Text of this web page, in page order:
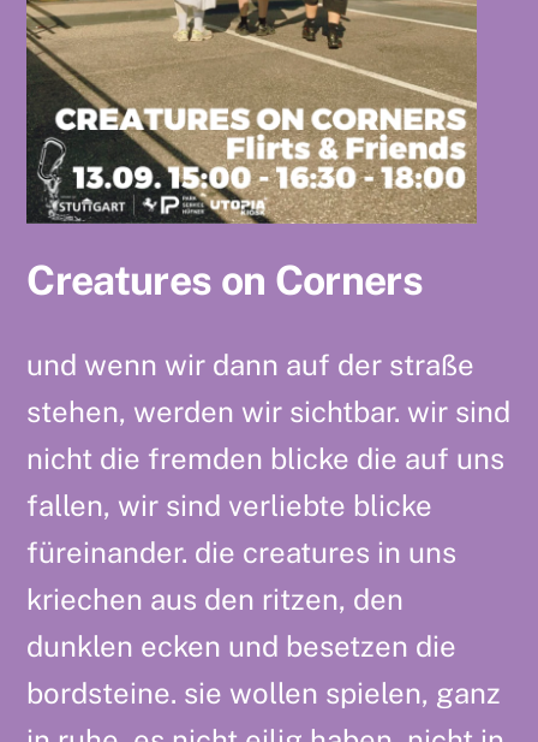
Creatures on Corners
und wenn wir dann auf der straße
stehen, werden wir sichtbar. wir sind
nicht die fremden blicke die auf uns
fallen, wir sind verliebte blicke
füreinander. die creatures in uns
kriechen aus den ritzen, den
dunklen ecken und besetzen die
bordsteine. sie wollen spielen, ganz